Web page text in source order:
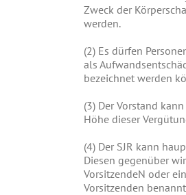
Zweck der
werden.
(2) Es dürfen
als
bezeichnet werden
(3) Der Vorstand
Höhe dieser
(4) Der SJR kann
Diesen gegenüber
VorsitzendeN oder
Vorsitzenden